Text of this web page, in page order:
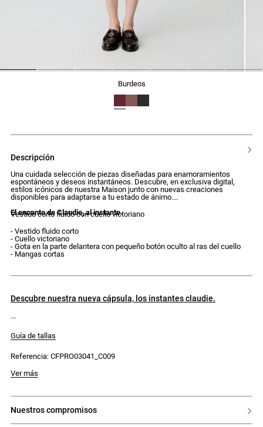
burdeos
descripción
Una cuidada selección de piezas diseñadas para enamoramientos
espontáneos y deseos instantáneos. Descubre, en exclusiva digital,
estilos icónicos de nuestra Maison junto con nuevas creaciones
disponibles para adaptarse a tu estado de ánimo.
El encanto de Claudie, al instante.
Vestido corto fluido con cuello victoriano
- Vestido fluido corto
- Cuello victoriano
- Gota en la parte delantera con pequeño botón oculto al ras del cuello
- Mangas cortas
descubre nuestra nueva cápsula, los instantes claudie.
Guía de tallas
Referencia: CFPRO03041_C009
Modelo mide 175cm y lleva una talla 34
Ver más
nuestros compromisos